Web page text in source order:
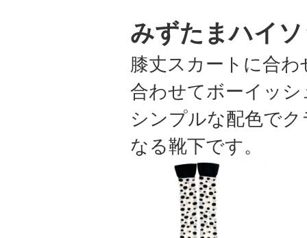
みずたまハイ
膝丈スカートに合
合わせてボーイッ
シンプルな配色で
なる靴下です。